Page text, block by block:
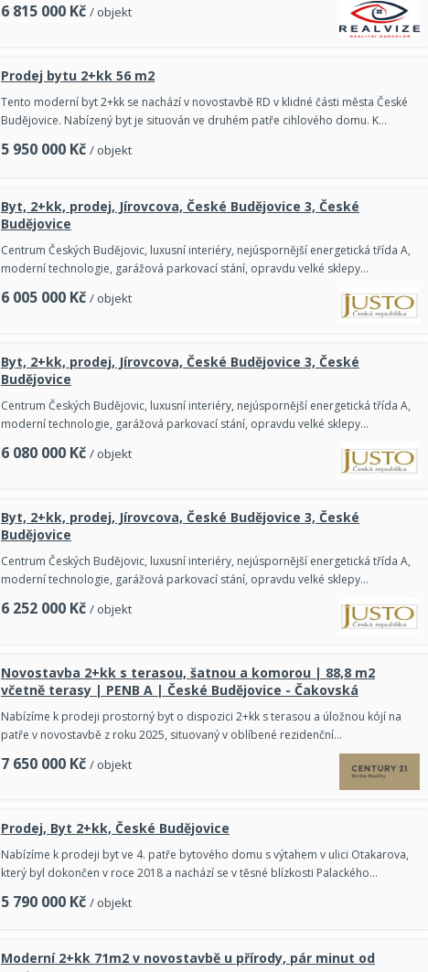
6 815 000 Kč / objekt
Prodej bytu 2+kk 56 m2
Tento moderní byt 2+kk se nachází v novostavbě RD v klidné části města České
Budějovice. Nabízený byt je situován ve druhém patře cihlového domu. K…
5 950 000 Kč / objekt
Byt, 2+kk, prodej, Jírovcova, České Budějovice 3, České
Budějovice
Centrum Českých Budějovic, luxusní interiéry, nejúspornější energetická třída A,
moderní technologie, garážová parkovací stání, opravdu velké sklepy…
6 005 000 Kč / objekt
Byt, 2+kk, prodej, Jírovcova, České Budějovice 3, České
Budějovice
Centrum Českých Budějovic, luxusní interiéry, nejúspornější energetická třída A,
moderní technologie, garážová parkovací stání, opravdu velké sklepy…
6 080 000 Kč / objekt
Byt, 2+kk, prodej, Jírovcova, České Budějovice 3, České
Budějovice
Centrum Českých Budějovic, luxusní interiéry, nejúspornější energetická třída A,
moderní technologie, garážová parkovací stání, opravdu velké sklepy…
6 252 000 Kč / objekt
Novostavba 2+kk s terasou, šatnou a komorou | 88,8 m2
včetně terasy | PENB A | České Budějovice - Čakovská
Nabízíme k prodeji prostorný byt o dispozici 2+kk s terasou a úložnou kójí na
patře v novostavbě z roku 2025, situovaný v oblíbené rezidenční…
7 650 000 Kč / objekt
Prodej, Byt 2+kk, České Budějovice
Nabízíme k prodeji byt ve 4. patře bytového domu s výtahem v ulici Otakarova,
který byl dokončen v roce 2018 a nachází se v těsné blízkosti Palackého…
5 790 000 Kč / objekt
Moderní 2+kk 71m2 v novostavbě u přírody, pár minut od